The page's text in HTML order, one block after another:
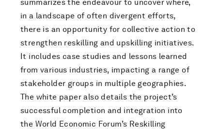
summarizes the endeavour to uncover where,
in a landscape of often divergent efforts,
there is an opportunity for collective action to
strengthen reskilling and upskilling initiatives.
It includes case studies and lessons learned
from various industries, impacting a range of
stakeholder groups in multiple geographies.
The white paper also details the project’s
successful completion and integration into
the World Economic Forum’s Reskilling